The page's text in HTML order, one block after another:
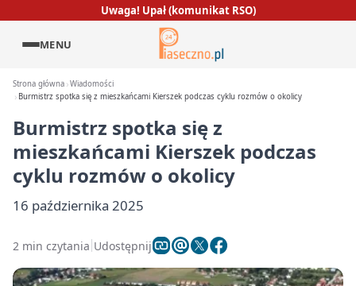
Uwaga! Upał (komunikat RSO)
MENU
Strona główna Wiadomości
Burmistrz spotka się z mieszkańcami Kierszek podczas cyklu rozmów o okolicy
Burmistrz spotka się z
mieszkańcami Kierszek podczas
cyklu rozmów o okolicy
16 października 2025
2 min czytania Udostępnij